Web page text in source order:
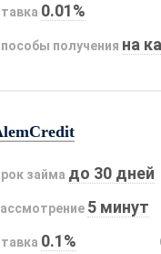
0.01%
получения на
займа до 30 дней
5 минут
0.1%